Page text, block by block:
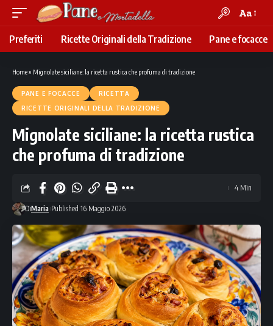
Font
Resizer
Aa
Preferiti Ricette Originali della Tradizione Pane e focacce
Home» Mignolate siciliane: la ricetta rustica che profuma di tradizione
PANE E FOCACCE
RICETTA
RICETTE ORIGINALI DELLA TRADIZIONE
Mignolate siciliane: la ricetta rustica
che profuma di tradizione
DiMaria Published 16 Maggio 2026
4 Min